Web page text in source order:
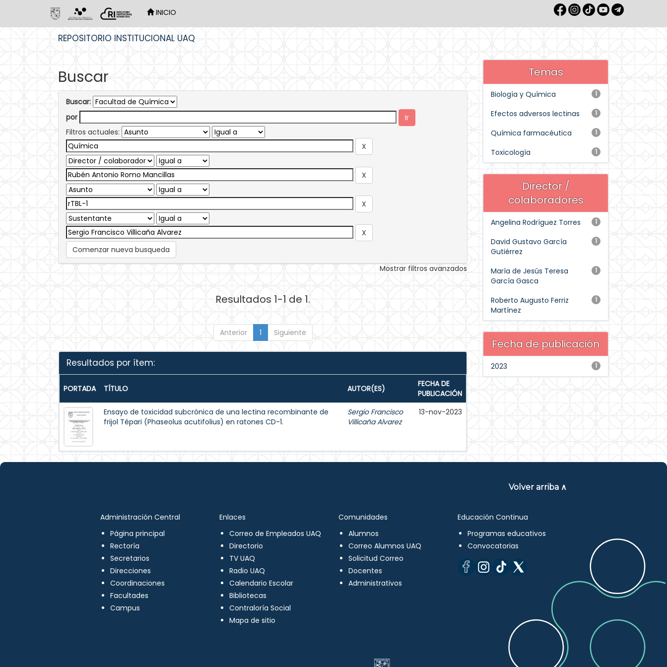
INICIO
REPOSITORIO INSTITUCIONAL UAQ
Buscar
Buscar:
por
Filtros actuales:
Comenzar nueva busqueda
Mostrar filtros avanzados
Resultados 1-1 de 1.
Anterior 1 Siguiente
Resultados por ítem:
PORTADA TÍTULO AUTOR(ES)
FECHA DE
PUBLICACIÓN
Ensayo de toxicidad subcrónica de una lectina recombinante de
frijol Tépari (Phaseolus acutifolius) en ratones CD-1.
Sergio Francisco
Villicaña Alvarez
13-nov-2023
Temas
1
Biología y Química
1
Efectos adversos lectinas
1
Química farmacéutica
1
Toxicología
Director /
colaboradores
1
Angelina Rodríguez Torres
1
David Gustavo García
Gutiérrez
1
María de Jesús Teresa
García Gasca
1
Roberto Augusto Ferriz
Martínez
Fecha de publicación
1
2023
Volver arriba ∧
Administración Central
Página principal
Rectoría
Secretarios
Direcciones
Coordinaciones
Facultades
Campus
Enlaces
Correo de Empleados UAQ
Directorio
TV UAQ
Radio UAQ
Calendario Escolar
Bibliotecas
Contraloría Social
Mapa de sitio
Comunidades
Alumnos
Correo Alumnos UAQ
Solicitud Correo
Docentes
Administrativos
Educación Continua
Programas educativos
Convocatorias